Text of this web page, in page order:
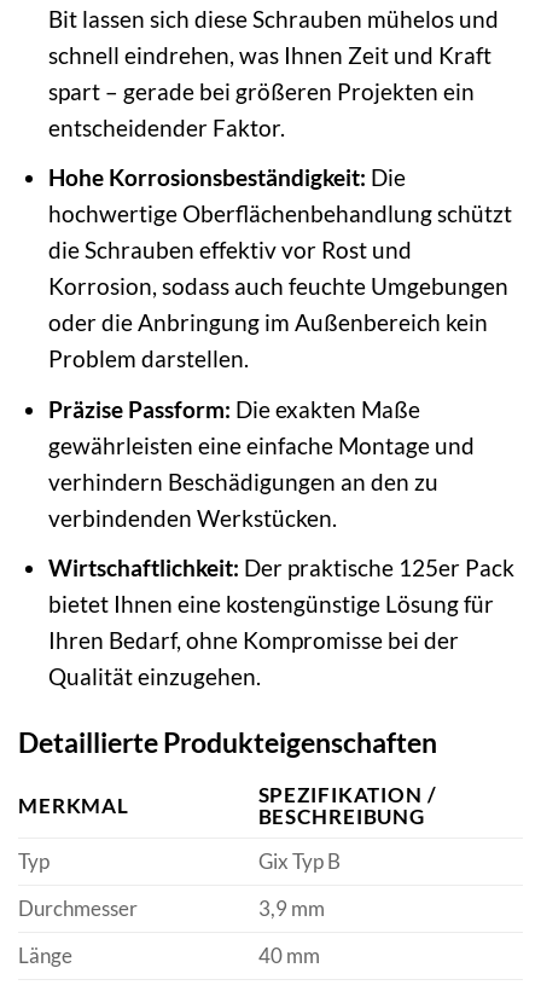
Bit lassen sich diese Schrauben mühelos und
schnell eindrehen, was Ihnen Zeit und Kraft
spart – gerade bei größeren Projekten ein
entscheidender Faktor.
Hohe Korrosionsbeständigkeit: Die
hochwertige Oberflächenbehandlung schützt
die Schrauben effektiv vor Rost und
Korrosion, sodass auch feuchte Umgebungen
oder die Anbringung im Außenbereich kein
Problem darstellen.
Präzise Passform: Die exakten Maße
gewährleisten eine einfache Montage und
verhindern Beschädigungen an den zu
verbindenden Werkstücken.
Wirtschaftlichkeit: Der praktische 125er Pack
bietet Ihnen eine kostengünstige Lösung für
Ihren Bedarf, ohne Kompromisse bei der
Qualität einzugehen.
Detaillierte Produkteigenschaften
MERKMAL
SPEZIFIKATION /
BESCHREIBUNG
Typ
Gix Typ B
Durchmesser
3,9 mm
Länge
40 mm